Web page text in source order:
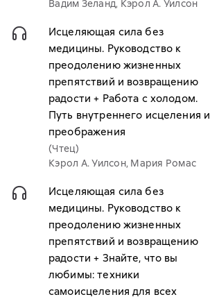
Вадим Зеланд, Кэрол А. Уилсон
Исцеляющая сила без
медицины. Руководство к
преодолению жизненных
препятствий и возвращению
радости + Работа с холодом.
Путь внутреннего исцеления и
преображения
(Чтец)
Кэрол А. Уилсон, Мария Ромас
Исцеляющая сила без
медицины. Руководство к
преодолению жизненных
препятствий и возвращению
радости + Знайте, что вы
любимы: техники
самоисцеления для всех